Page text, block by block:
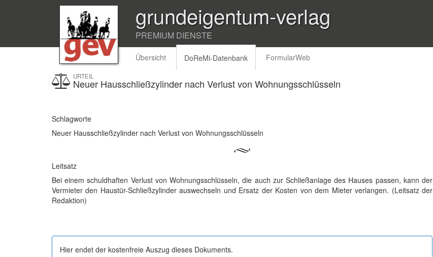
grundeigentum-verlag
PREMIUM DIENSTE
Übersicht DoReMi-Datenbank FormularWeb
URTEIL
Neuer Hausschließzylinder nach Verlust von Wohnungsschlüsseln
Schlagworte
Neuer Hausschließzylinder nach Verlust von Wohnungsschlüsseln
Leitsatz
Bei einem schuldhaften Verlust von Wohnungsschlüsseln, die auch zur Schließanlage des Hauses passen, kann der
Vermieter den Haustür-Schließzylinder auswechseln und Ersatz der Kosten von dem Mieter verlangen. (Leitsatz der
Redaktion)
Hier endet der kostenfreie Auszug dieses Dokuments.